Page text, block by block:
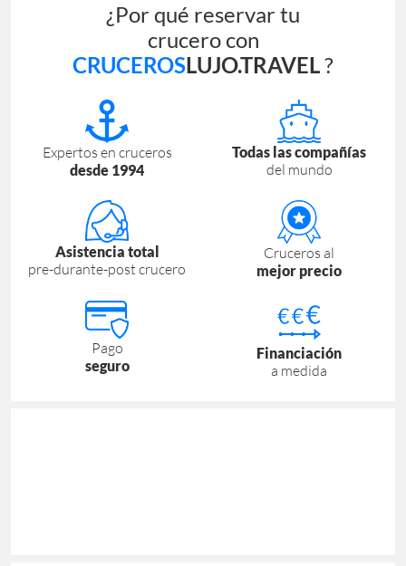
¿Por qué reservar tu
crucero con
CRUCEROSLUJO.TRAVEL?
Expertos en cruceros
desde 1994
Todas las compañías
del mundo
Asistencia total
pre-durante-post crucero
Cruceros al
mejor precio
Pago
seguro
Financiación
a medida